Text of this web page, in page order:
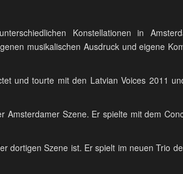
Konstellationen in
musikalischen Ausdruck und eigene
und tourte mit den Latvian Voices 2011
Szene. Er spielte mit dem
dortigen Szene ist. Er spielt im neuen Trio